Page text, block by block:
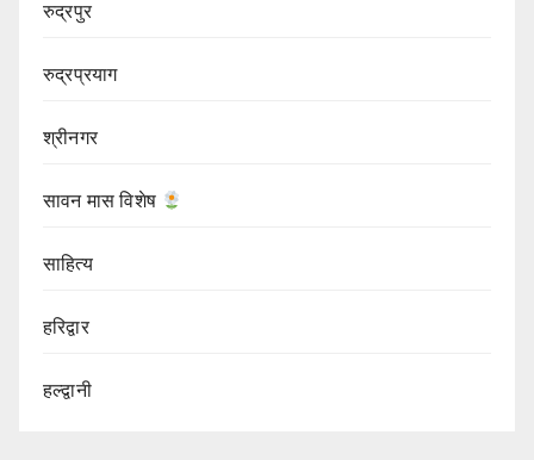
रुद्रपुर
रुद्रप्रयाग
श्रीनगर
सावन मास विशेष
साहित्य
हरिद्वार
हल्द्वानी